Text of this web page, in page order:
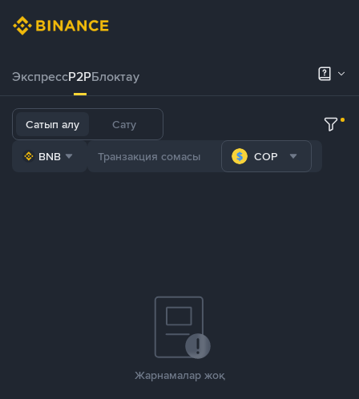
ЭкспрессP2PБлоктау
Сатып алу Сату
BNB COP
Жарнамалар жоқ